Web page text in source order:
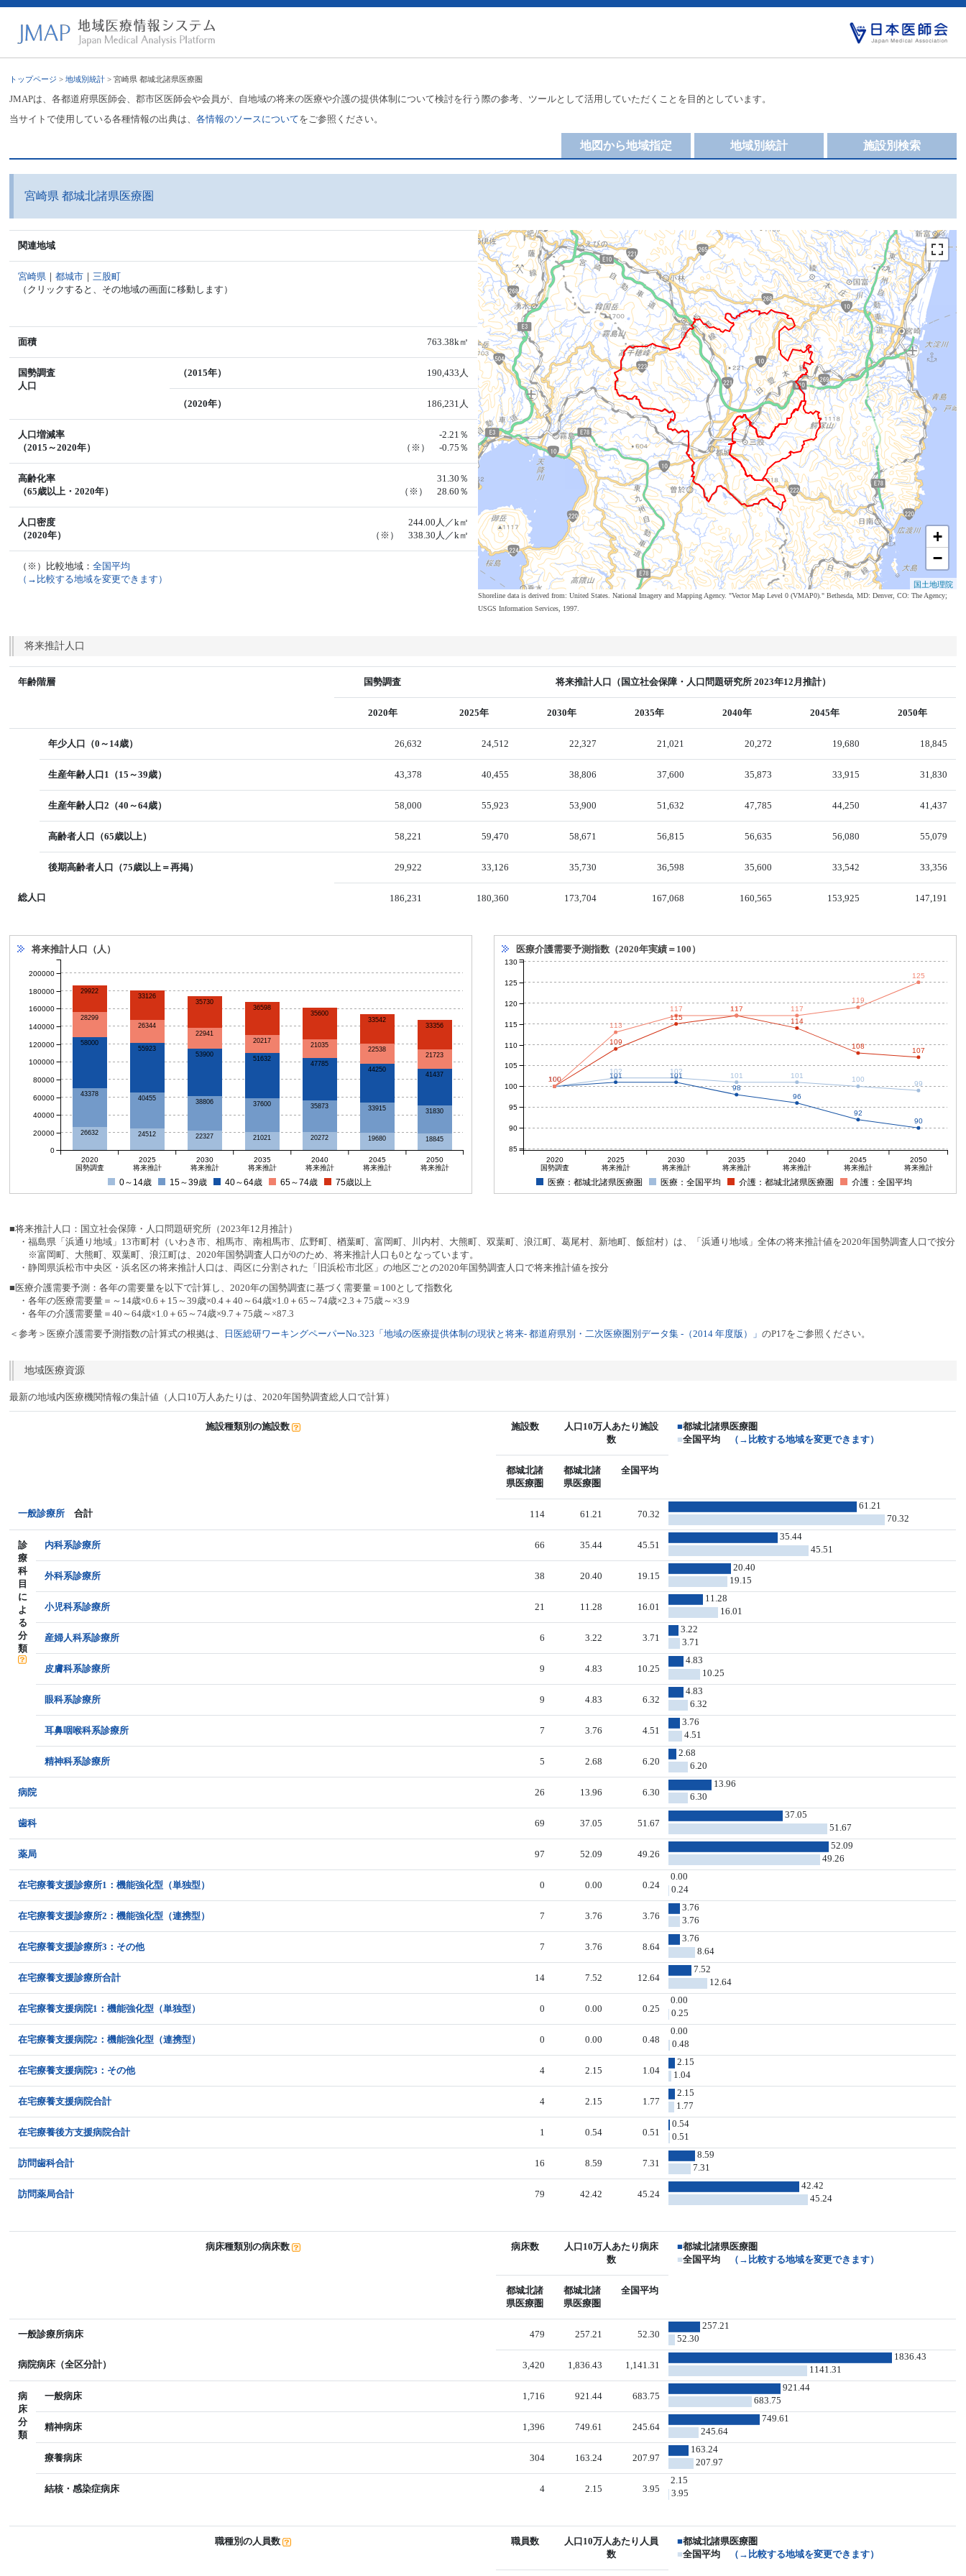
トップページ >地域別統計 > 宮崎県 都城北諸県医療圏
JMAPは、各都道府県医師会、郡市区医師会や会員が、自地域の将来の医療や介護の提供体制について検討を行う際の参考、ツールとして活用していただくことを目的としています。
当サイトで使用している各種情報の出典は、各情報のソースについてをご参照ください。
施設別検索
地域別統計
地図から地域指定
宮崎県 都城北諸県医療圏
関連地域
宮崎県 ｜都城市 ｜三股町
（クリックすると、その地域の画面に移動します）
面積 763.38k㎡
国勢調査
人口
（2015年） 190,433人
（2020年） 186,231人
人口増減率
（2015～2020年）
-2.21％
（※） -0.75％
高齢化率
（65歳以上・2020年）
31.30％
（※） 28.60％
人口密度
（2020年）
244.00人／k㎡
（※） 338.30人／k㎡
（※）比較地域：全国平均
（→比較する地域を変更できます）
+
−
国土地理院
Shoreline data is derived from: United States. National Imagery and Mapping Agency. "Vector Map Level 0 (VMAP0)." Bethesda, MD: Denver, CO: The Agency;
USGS Information Services, 1997.
将来推計人口
年齢階層 国勢調査 将来推計人口（国立社会保障・人口問題研究所 2023年12月推計）
2020年 2025年 2030年 2035年 2040年 2045年 2050年
年少人口（0～14歳） 26,632 24,512 22,327 21,021 20,272 19,680 18,845
生産年齢人口1（15～39歳） 43,378 40,455 38,806 37,600 35,873 33,915 31,830
生産年齢人口2（40～64歳） 58,000 55,923 53,900 51,632 47,785 44,250 41,437
高齢者人口（65歳以上） 58,221 59,470 58,671 56,815 56,635 56,080 55,079
後期高齢者人口（75歳以上＝再掲） 29,922 33,126 35,730 36,598 35,600 33,542 33,356
総人口 186,231 180,360 173,704 167,068 160,565 153,925 147,191
将来推計人口（人）
26632 24512 22327 21021 20272 19680 18845
43378
40455 38806 37600 35873 33915 31830
58000
55923
53900
51632
47785
44250
41437
28299
26344
22941
20217
21035
22538
21723
29922
33126
35730
36598
35600
33542
33356
2020
国勢調査
2025
将来推計
2030
将来推計
2035
将来推計
2040
将来推計
2045
将来推計
2050
将来推計
0
20000
40000
60000
80000
100000
120000
140000
160000
180000
200000
0～14歳 15～39歳 40～64歳 65～74歳 75歳以上
医療介護需要予測指数（2020年実績＝100）
100
101
101
98
96
92
90
100
102 102
101 101
100
99
100
109
115
117
114
108
107
100
113
117 117 117
119
125
2020
国勢調査
2025
将来推計
2030
将来推計
2035
将来推計
2040
将来推計
2045
将来推計
2050
将来推計
90
95
100
105
110
115
120
125
85
130
医療：都城北諸県医療圏 医療：全国平均 介護：都城北諸県医療圏 介護：全国平均
■将来推計人口：国立社会保障・人口問題研究所（2023年12月推計）
・福島県「浜通り地域」13市町村（いわき市、相馬市、南相馬市、広野町、楢葉町、富岡町、川内村、大熊町、双葉町、浪江町、葛尾村、新地町、飯舘村）は、「浜通り地域」全体の将来推計値を2020年国勢調査人口で按分
※富岡町、大熊町、双葉町、浪江町は、2020年国勢調査人口が0のため、将来推計人口も0となっています。
・静岡県浜松市中央区・浜名区の将来推計人口は、両区に分割された「旧浜松市北区」の地区ごとの2020年国勢調査人口で将来推計値を按分
■医療介護需要予測：各年の需要量を以下で計算し、2020年の国勢調査に基づく需要量＝100として指数化
・各年の医療需要量＝～14歳×0.6＋15～39歳×0.4＋40～64歳×1.0＋65～74歳×2.3＋75歳～×3.9
・各年の介護需要量＝40～64歳×1.0＋65～74歳×9.7＋75歳～×87.3
＜参考＞医療介護需要予測指数の計算式の根拠は、
日医総研ワーキングペーパーNo.323「地域の医療提供体制の現状と将来- 都道府県別・二次医療圏別データ集 -（2014 年度版）」のP17をご参照ください。
地域医療資源
最新の地域内医療機関情報の集計値（人口10万人あたりは、2020年国勢調査総人口で計算）
施設種類別の施設数 施設数
人口10万人あたり施設
数
■都城北諸県医療圏
■全国平均 （→比較する地域を変更できます）
都城北諸
県医療圏
都城北諸
県医療圏
全国平均
一般診療所 合計 114 61.21 70.32
61.21
70.32
診
療
科
目
に
よ
る
分
類
内科系診療所 66 35.44 45.51
35.44
45.51
外科系診療所 38 20.40 19.15
20.40
19.15
小児科系診療所 21 11.28 16.01
11.28
16.01
産婦人科系診療所 6 3.22 3.71
3.22
3.71
皮膚科系診療所 9 4.83 10.25
4.83
10.25
眼科系診療所 9 4.83 6.32
4.83
6.32
耳鼻咽喉科系診療所 7 3.76 4.51
3.76
4.51
精神科系診療所 5 2.68 6.20
2.68
6.20
病院 26 13.96 6.30
13.96
6.30
歯科 69 37.05 51.67
37.05
51.67
薬局 97 52.09 49.26
52.09
49.26
在宅療養支援診療所1：機能強化型（単独型） 0 0.00 0.24
0.00
0.24
在宅療養支援診療所2：機能強化型（連携型） 7 3.76 3.76
3.76
3.76
在宅療養支援診療所3：その他 7 3.76 8.64
3.76
8.64
在宅療養支援診療所合計 14 7.52 12.64
7.52
12.64
在宅療養支援病院1：機能強化型（単独型） 0 0.00 0.25
0.00
0.25
在宅療養支援病院2：機能強化型（連携型） 0 0.00 0.48
0.00
0.48
在宅療養支援病院3：その他 4 2.15 1.04
2.15
1.04
在宅療養支援病院合計 4 2.15 1.77
2.15
1.77
在宅療養後方支援病院合計 1 0.54 0.51
0.54
0.51
訪問歯科合計 16 8.59 7.31
8.59
7.31
訪問薬局合計 79 42.42 45.24
42.42
45.24
病床種類別の病床数 病床数
人口10万人あたり病床
数
■都城北諸県医療圏
■全国平均 （→比較する地域を変更できます）
都城北諸
県医療圏
都城北諸
県医療圏
全国平均
一般診療所病床 479 257.21 52.30
257.21
52.30
病院病床（全区分計） 3,420 1,836.43 1,141.31
1836.43
1141.31
病
床
分
類
一般病床 1,716 921.44 683.75
921.44
683.75
精神病床 1,396 749.61 245.64
749.61
245.64
療養病床 304 163.24 207.97
163.24
207.97
結核・感染症病床 4 2.15 3.95
2.15
3.95
職種別の人員数 職員数
人口10万人あたり人員
数
■都城北諸県医療圏
■全国平均 （→比較する地域を変更できます）